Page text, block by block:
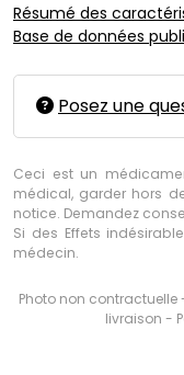
Résumé des
Base de données
Posez une
Ceci est un
médical, garder hors
notice. Demandez
Si des Effets
médecin.
Photo non contractuelle
livraison -